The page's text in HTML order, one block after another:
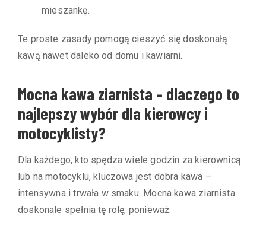
mieszankę.
Te proste zasady pomogą cieszyć się doskonałą
kawą nawet daleko od domu i kawiarni.
Mocna kawa ziarnista – dlaczego to
najlepszy wybór dla kierowcy i
motocyklisty?
Dla każdego, kto spędza wiele godzin za kierownicą
lub na motocyklu, kluczowa jest dobra kawa –
intensywna i trwała w smaku. Mocna kawa ziarnista
doskonale spełnia tę rolę, ponieważ: